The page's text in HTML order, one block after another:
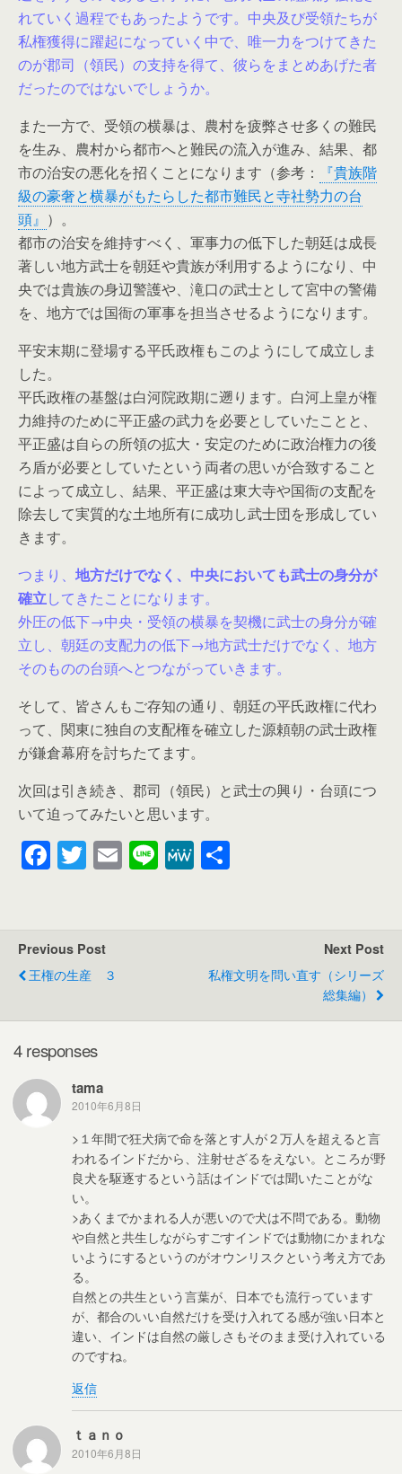
れていく過程でもあったようです。中央及び受領たちが
私権獲得に躍起になっていく中で、唯一力をつけてきた
のが郡司（領民）の支持を得て、彼らをまとめあげた者
だったのではないでしょうか。
また一方で、受領の横暴は、農村を疲弊させ多くの難民
を生み、農村から都市へと難民の流入が進み、結果、都
市の治安の悪化を招くことになります（参考：
『貴族階
級の豪奢と横暴がもたらした都市難民と寺社勢力の台
頭』 ）。
都市の治安を維持すべく、軍事力の低下した朝廷は成長
著しい地方武士を朝廷や貴族が利用するようになり、中
央では貴族の身辺警護や、滝口の武士として宮中の警備
を、地方では国衙の軍事を担当させるようになります。
平安末期に登場する平氏政権もこのようにして成立しま
した。
平氏政権の基盤は白河院政期に遡ります。白河上皇が権
力維持のために平正盛の武力を必要としていたことと、
平正盛は自らの所領の拡大・安定のために政治権力の後
ろ盾が必要としていたという両者の思いが合致すること
によって成立し、結果、平正盛は東大寺や国衙の支配を
除去して実質的な土地所有に成功し武士団を形成してい
きます。
つまり、 地方だけでなく、中央においても武士の身分が
確立してきたことになります。
外圧の低下→中央・受領の横暴を契機に武士の身分が確
立し、朝廷の支配力の低下→地方武士だけでなく、地方
そのものの台頭へとつながっていきます。
そして、皆さんもご存知の通り、朝廷の平氏政権に代わ
って、関東に独自の支配権を確立した源頼朝の武士政権
が鎌倉幕府を討ちたてます。
次回は引き続き、郡司（領民）と武士の興り・台頭につ
いて迫ってみたいと思います。
F
a
e
b
o
k
T
wi
er
E
m
Li
n
M
e
Previous Post
王権の生産 ３
Next Post
私権文明を問い直す（シリーズ
総集編）
4 responses
tama
2010年6月8日
>１年間で狂犬病で命を落とす人が２万人を超えると言
われるインドだから、注射せざるをえない。ところが野
良犬を駆逐するという話はインドでは聞いたことがな
い。
>あくまでかまれる人が悪いので犬は不問である。動物
や自然と共生しながらすごすインドでは動物にかまれな
いようにするというのがオウンリスクという考え方であ
る。
自然との共生という言葉が、日本でも流行っています
が、都合のいい自然だけを受け入れてる感が強い日本と
違い、インドは自然の厳しさもそのまま受け入れている
のですね。
返信
ｔａｎｏ
2010年6月8日